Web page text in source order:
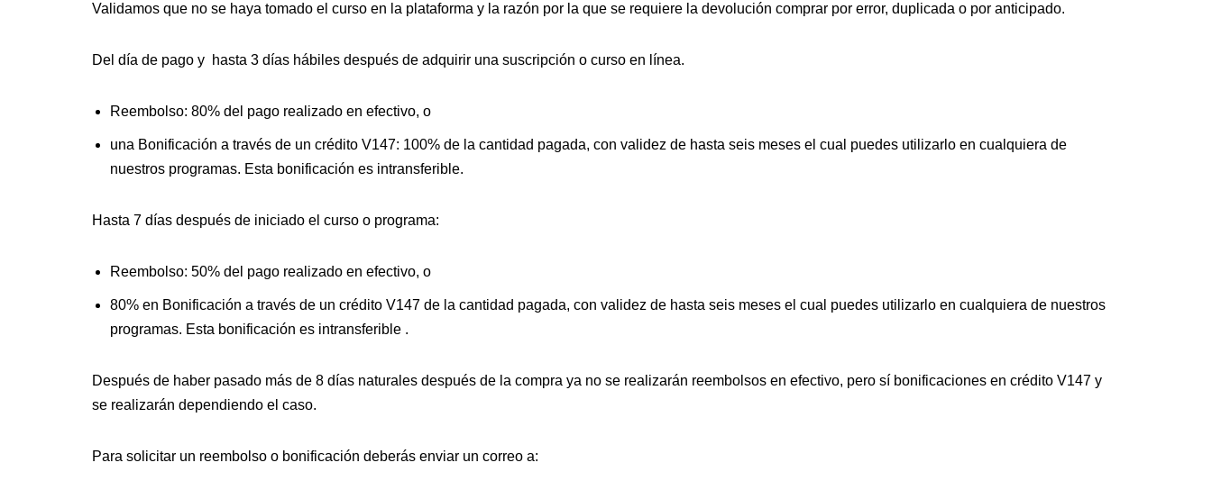
Validamos que no se haya tomado el curso en la plataforma y la razón por la que se requiere la devolución comprar por error, duplicada o por anticipado.
Del día de pago y hasta 3 días hábiles después de adquirir una suscripción o curso en línea.
Reembolso: 80% del pago realizado en efectivo, o
una Bonificación a través de un crédito V147: 100% de la cantidad pagada, con validez de hasta seis meses el cual puedes utilizarlo en cualquiera de
nuestros programas. Esta bonificación es intransferible.
Hasta 7 días después de iniciado el curso o programa:
Reembolso: 50% del pago realizado en efectivo, o
80% en Bonificación a través de un crédito V147 de la cantidad pagada, con validez de hasta seis meses el cual puedes utilizarlo en cualquiera de nuestros
programas. Esta bonificación es intransferible .
Después de haber pasado más de 8 días naturales después de la compra ya no se realizarán reembolsos en efectivo, pero sí bonificaciones en crédito V147 y
se realizarán dependiendo el caso.
Para solicitar un reembolso o bonificación deberás enviar un correo a: